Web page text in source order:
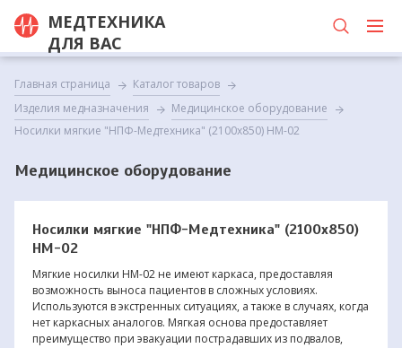
МЕДТЕХНИКА
ДЛЯ ВАС
Главная страница
Каталог товаров
Изделия медназначения
Медицинское оборудование
Носилки мягкие "НПФ-Медтехника" (2100х850) НМ-02
Медицинское оборудование
Носилки мягкие "НПФ-Медтехника" (2100х850)
НМ-02
Мягкие носилки НМ-02 не имеют каркаса, предоставляя
возможность выноса пациентов в сложных условиях.
Используются в экстренных ситуациях, а также в случаях, когда
нет каркасных аналогов. Мягкая основа предоставляет
преимущество при эвакуации пострадавших из подвалов,